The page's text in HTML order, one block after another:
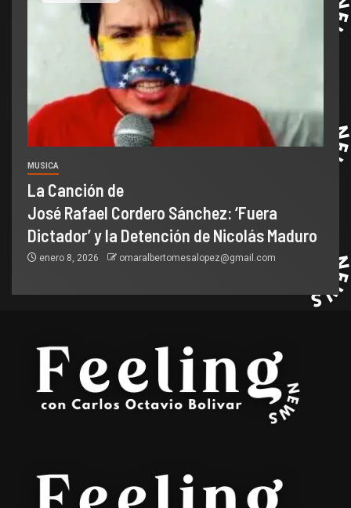
MUSICA
La Canción de
José Rafael Cordero Sánchez: ‘Fuera
Dictador’ y la Detención de Nicolás Maduro
enero 8, 2026 omaralbertomesalopez@gmail.com